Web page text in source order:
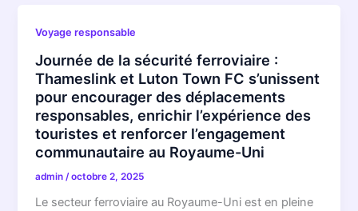
Voyage responsable
Journée de la sécurité ferroviaire :
Thameslink et Luton Town FC s’unissent
pour encourager des déplacements
responsables, enrichir l’expérience des
touristes et renforcer l’engagement
communautaire au Royaume-Uni
admin /octobre 2, 2025
Le secteur ferroviaire au Royaume-Uni est en pleine